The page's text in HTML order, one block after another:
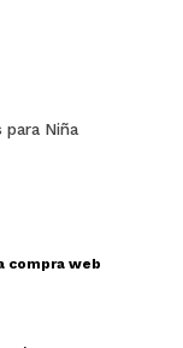
Niña
compra web